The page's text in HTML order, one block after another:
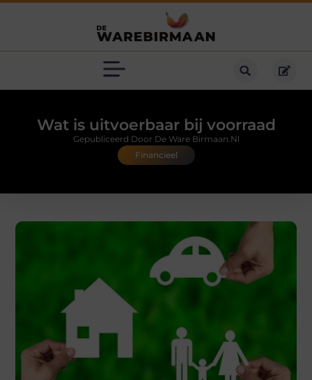
Wat is uitvoerbaar bij voorraad
Financieel
Gepubliceerd Door De Ware Birmaan.nl